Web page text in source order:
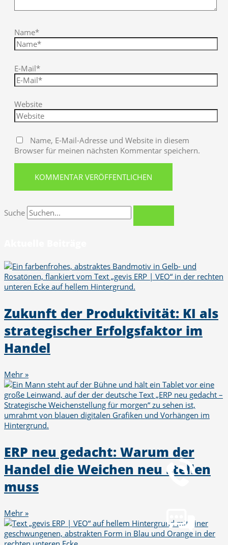
+49 251 7000-02
Mail
Name*
E-Mail*
Website
Name, E-Mail-Adresse und Website in diesem
Browser für meinen nächsten Kommentar speichern.
Suche
Zukunft der Produktivität: KI als
strategischer Erfolgsfaktor im
Handel
Mehr »
ERP neu gedacht: Warum der
Handel die Weichen neu stellen
muss
Mehr »